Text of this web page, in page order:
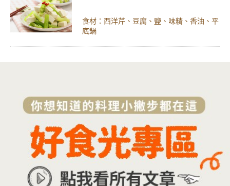
食材：西洋芹、豆腐、鹽、味精、香油、平
底鍋